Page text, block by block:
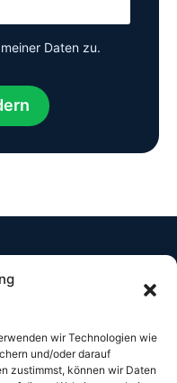
wir Technologien wie
und/oder darauf
zustimmst, können wir Daten
Daten zu.